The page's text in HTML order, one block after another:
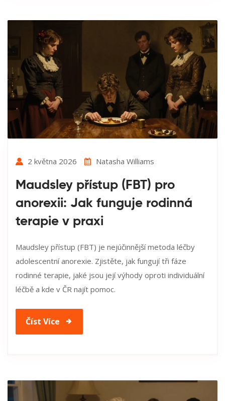
2 května 2026 Natasha Williams
Maudsley přístup (FBT) pro
anorexii: Jak funguje rodinná
terapie v praxi
Maudsley přístup (FBT) je nejúčinnější metoda léčby
adolescentní anorexie. Zjistěte, jak fungují tři fáze
rodinné terapie, jaké jsou její výhody oproti individuální
léčbě a kde v ČR najít pomoc.
Číst Více